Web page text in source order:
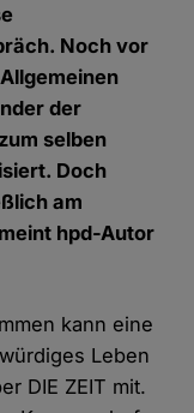
Noch vor
der
selben
Doch
am
hpd-Autor
kann eine
Leben
DIE ZEIT mit.